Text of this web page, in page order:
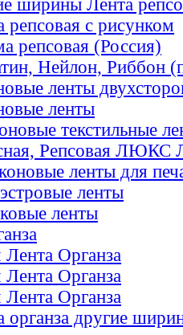
ширины Лента
репсовая с рисунком
репсовая (Россия)
Нейлон, Риббон
ленты
ленты
текстильные
Репсовая ЛЮКС
ленты для
ленты
ленты
Органза
Органза
Органза
органза другие